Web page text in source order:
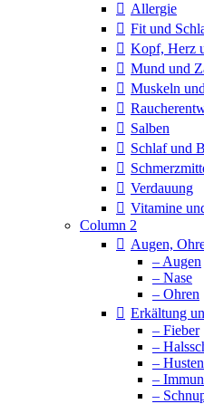
Allergie
Fit und
Kopf, Herz
Mund und
Muskeln
Salben
Schlaf und
Verdauung
Vitamine
Column 2
Augen,
– Augen
– Nase
– Ohren
Erkältung
– Fieber
–
– Husten
–
–